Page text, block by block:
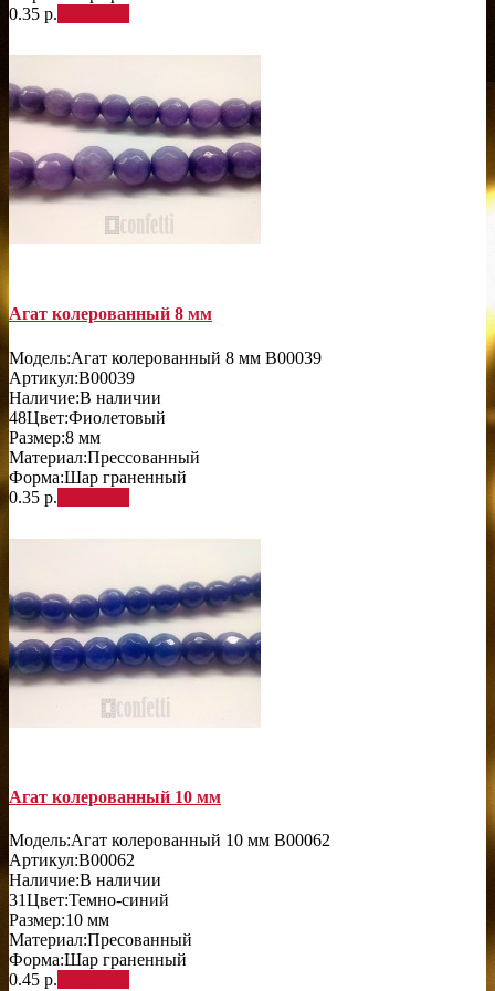
0.35 р.
Агат колерованный 8 мм
Модель:Агат колерованный 8 мм B00039
Артикул:B00039
Наличие:В наличии
48Цвет:Фиолетовый
Размер:8 мм
Материал:Прессованный
Форма:Шар граненный
0.35 р.
Агат колерованный 10 мм
Модель:Агат колерованный 10 мм B00062
Артикул:B00062
Наличие:В наличии
31Цвет:Темно-синий
Размер:10 мм
Материал:Пресованный
Форма:Шар граненный
0.45 р.